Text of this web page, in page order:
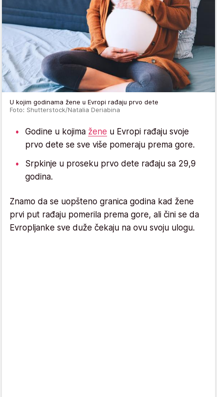
U kojim godinama žene u Evropi rađaju prvo dete
Foto: Shutterstock/Natalia Deriabina
Godine u kojima žene u Evropi rađaju svoje
prvo dete se sve više pomeraju prema gore.
Srpkinje u proseku prvo dete rađaju sa 29,9
godina.
Znamo da se uopšteno granica godina kad žene
prvi put rađaju pomerila prema gore, ali čini se da
Evropljanke sve duže čekaju na ovu svoju ulogu.